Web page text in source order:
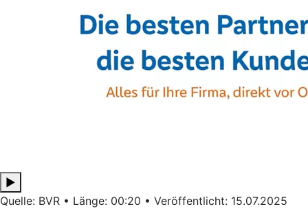
▶
Quelle: BVR • Länge: 00:20 • Veröffentlicht: 15.07.2025